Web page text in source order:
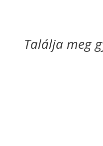
Találja meg